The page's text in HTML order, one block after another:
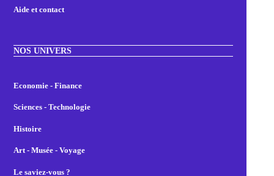
Aide et contact
NOS UNIVERS
Economie - Finance
Sciences - Technologie
Histoire
Art - Musée - Voyage
Le saviez-vous ?